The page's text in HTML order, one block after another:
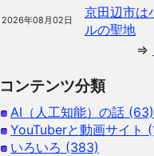
2026年08月02日
京田辺市は
ルの聖地
⇒
コンテンツ分類
AI（人工知能）の話 (63)
YouTuberと動画サイト
いろいろ (383)